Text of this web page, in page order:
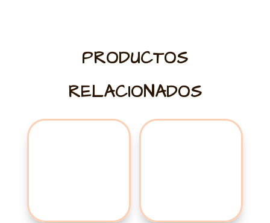
PRODUCTOS
RELACIONADOS